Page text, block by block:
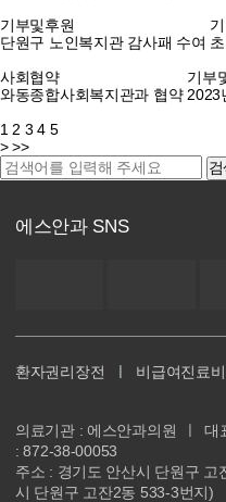
기부및후원
단원구 노인복지관 감사패 수여
사회협약
와동종합사회복지관과 협약
기부
2023
1 2 3 4 5
> >>
검
에스안과 SNS
환자권리장전 비급여진료비
의료기관 : 에스안과의원 대
: 872-38-00053
주소 : 경기도 안산시 단원구
시 단원구 고잔2동 533-3번지)